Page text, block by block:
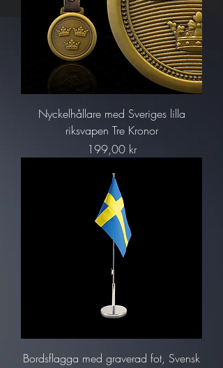
Nyckelhållare med Sveriges lilla
riksvapen Tre Kronor
Pris
199,00 kr
Bordsflagga med graverad fot, Svensk